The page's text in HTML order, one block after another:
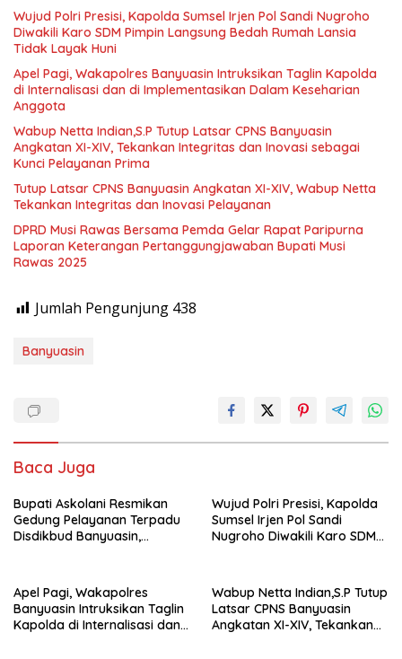
Wujud Polri Presisi, Kapolda Sumsel Irjen Pol Sandi Nugroho
Diwakili Karo SDM Pimpin Langsung Bedah Rumah Lansia
Tidak Layak Huni
Apel Pagi, Wakapolres Banyuasin Intruksikan Taglin Kapolda
di Internalisasi dan di Implementasikan Dalam Keseharian
Anggota
Wabup Netta Indian,S.P Tutup Latsar CPNS Banyuasin
Angkatan XI-XIV, Tekankan Integritas dan Inovasi sebagai
Kunci Pelayanan Prima
Tutup Latsar CPNS Banyuasin Angkatan XI-XIV, Wabup Netta
Tekankan Integritas dan Inovasi Pelayanan
DPRD Musi Rawas Bersama Pemda Gelar Rapat Paripurna
Laporan Keterangan Pertanggungjawaban Bupati Musi
Rawas 2025
Jumlah Pengunjung 438
Banyuasin
Baca Juga
Bupati Askolani Resmikan
Gedung Pelayanan Terpadu
Disdikbud Banyuasin,
Wujud Polri Presisi, Kapolda
Sumsel Irjen Pol Sandi
Nugroho Diwakili Karo SDM
Huni
Apel Pagi, Wakapolres
Banyuasin Intruksikan Taglin
Kapolda di Internalisasi dan
Wabup Netta Indian,S.P Tutup
Latsar CPNS Banyuasin
Angkatan XI-XIV, Tekankan